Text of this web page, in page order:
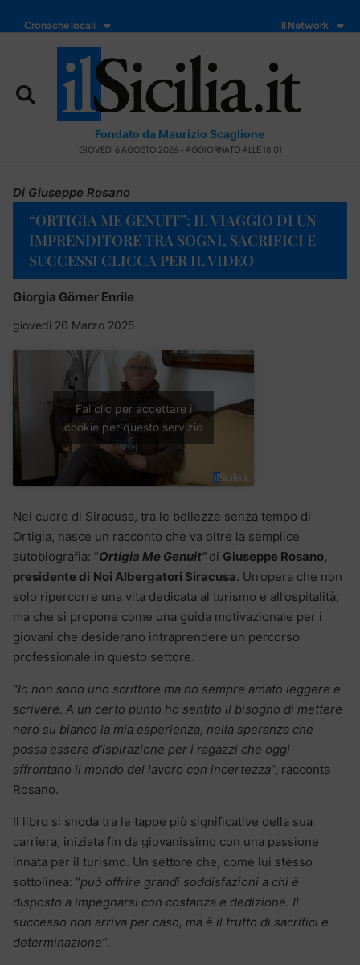
Cronache locali Il Network
Fondato da Maurizio Scaglione
GIOVEDÌ 6 AGOSTO 2026 - AGGIORNATO ALLE 18:01
Di Giuseppe Rosano
“ORTIGIA ME GENUIT”: IL VIAGGIO DI UN
IMPRENDITORE TRA SOGNI, SACRIFICI E
SUCCESSI CLICCA PER IL VIDEO
Giorgia Görner Enrile
giovedì 20 Marzo 2025
Fai clic per accettare i
cookie per questo servizio
Nel cuore di Siracusa, tra le bellezze senza tempo di
Ortigia, nasce un racconto che va oltre la semplice
autobiografia: “Ortigia Me Genuit”di Giuseppe Rosano,
presidente di Noi Albergatori Siracusa. Un’opera che non
solo ripercorre una vita dedicata al turismo e all’ospitalità,
ma che si propone come una guida motivazionale per i
giovani che desiderano intraprendere un percorso
professionale in questo settore.
“Io non sono uno scrittore ma ho sempre amato leggere e
scrivere. A un certo punto ho sentito il bisogno di mettere
nero su bianco la mia esperienza, nella speranza che
possa essere d’ispirazione per i ragazzi che oggi
affrontano il mondo del lavoro con incertezza“, racconta
Rosano.
Il libro si snoda tra le tappe più significative della sua
carriera, iniziata fin da giovanissimo con una passione
innata per il turismo. Un settore che, come lui stesso
sottolinea: “può offrire grandi soddisfazioni a chi è
disposto a impegnarsi con costanza e dedizione. Il
successo non arriva per caso, ma è il frutto di sacrifici e
determinazione”.